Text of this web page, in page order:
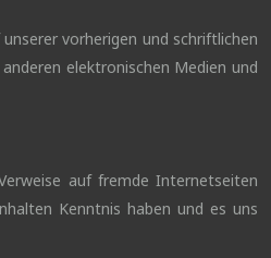
vorherigen und schriftlichen
elektronischen Medien und
auf fremde Internetseiten
Kenntnis haben und es uns